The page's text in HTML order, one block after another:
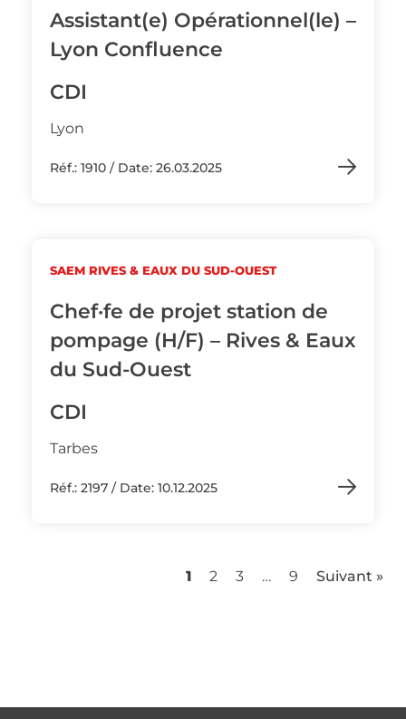
Assistant(e) Opérationnel(le) –
Lyon Confluence
CDI
Lyon
Réf.: 1910 / Date: 26.03.2025
SAEM RIVES & EAUX DU SUD-OUEST
Chef·fe de projet station de
pompage (H/F) – Rives & Eaux
du Sud-Ouest
CDI
Tarbes
Réf.: 2197 / Date: 10.12.2025
1 2 3 … 9 Suivant »